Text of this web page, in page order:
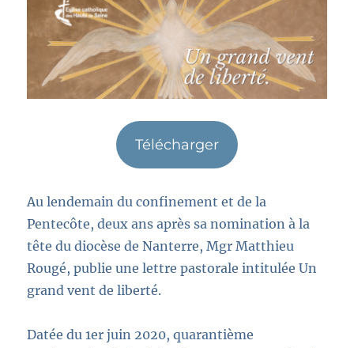
Télécharger
Au lendemain du confinement et de la
Pentecôte, deux ans après sa nomination à la
tête du diocèse de Nanterre, Mgr Matthieu
Rougé, publie une lettre pastorale intitulée Un
grand vent de liberté.
Datée du 1er juin 2020, quarantième